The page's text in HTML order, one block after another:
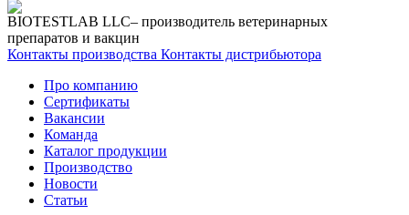
BIOTESTLAB LLC– производитель ветеринарных
препаратов и вакцин
Контакты производства Контакты дистрибьютора
Про компанию
Сертификаты
Вакансии
Команда
Каталог продукции
Производство
Новости
Статьи